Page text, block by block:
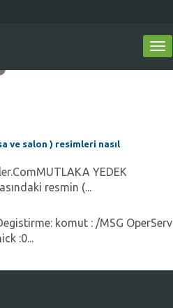
ve salon ) resimleri nasıl
YEDEK
resmin (...
komut : /MSG OperServ
:0...